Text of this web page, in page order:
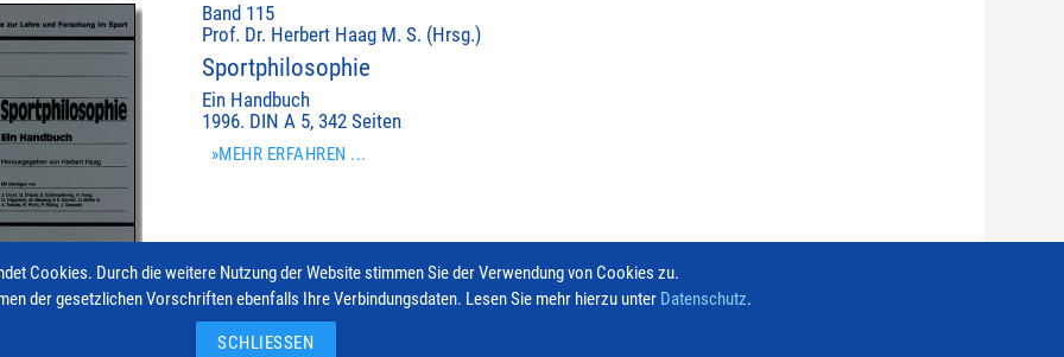
Band 115
Prof. Dr. Herbert Haag M. S. (Hrsg.)
Sportphilosophie
Ein Handbuch
1996. DIN A 5, 342 Seiten
»MEHR ERFAHREN ...
AUSGEWÄHLT
Cookies. Durch die weitere Nutzung der Website stimmen Sie der Verwendung von Cookies zu.
der gesetzlichen Vorschriften ebenfalls Ihre Verbindungsdaten. Lesen Sie mehr hierzu unter Datenschutz.
SCHLIESSEN